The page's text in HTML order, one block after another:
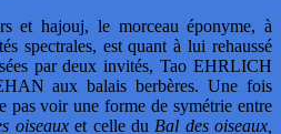
et hajouj, le morceau éponyme, à
spectrales, est quant à lui rehaussé
par deux invités, Tao EHRLICH
aux balais berbères. Une fois
pas voir une forme de symétrie entre
oiseauxet celle du Bal des oiseaux,